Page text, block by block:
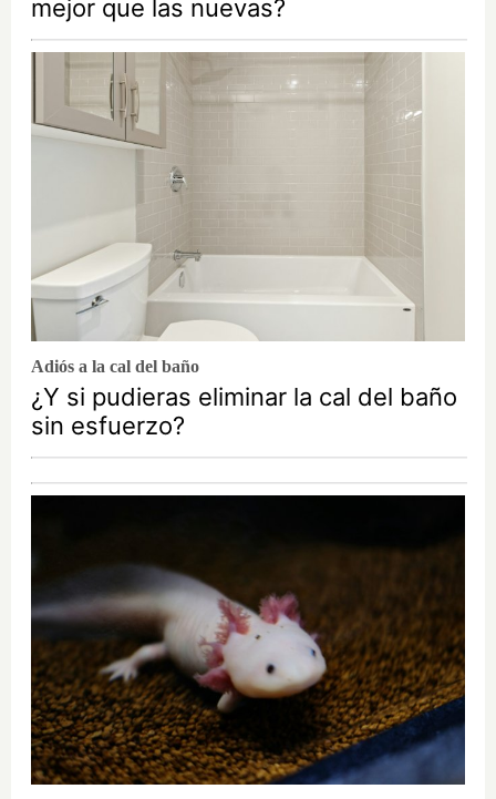
mejor que las nuevas?
Adiós a la cal del baño
¿Y si pudieras eliminar la cal del baño
sin esfuerzo?